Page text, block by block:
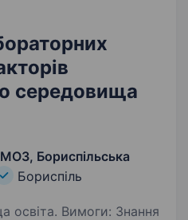
середовища
Бориспільська
Бориспіль
Знання